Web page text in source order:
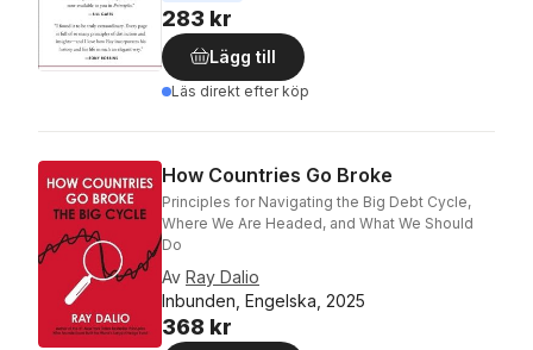
283 kr
Lägg till
Läs direkt efter köp
How Countries Go Broke
Principles for Navigating the Big Debt Cycle,
Where We Are Headed, and What We Should
Do
Av Ray Dalio
Inbunden, Engelska, 2025
368 kr